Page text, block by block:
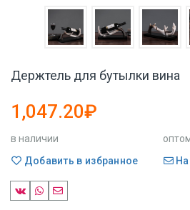
Держтель для бутылки вина
1,047.20₽
в наличии
Добавить в избранное